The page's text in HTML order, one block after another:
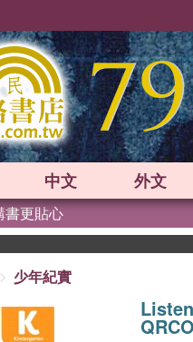
中文 外文
書更貼心
少年紀實